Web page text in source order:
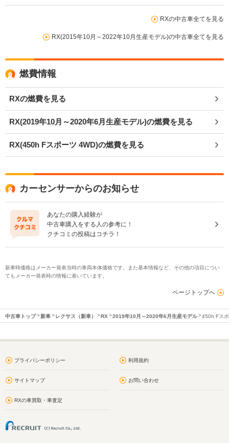
RXの中古車全てを見る
RX(2015年10月～2022年10月生産モデル)の中古車全てを見る
燃費情報
RXの燃費を見る
RX(2019年10月～2020年6月生産モデル)の燃費を見る
RX(450h Fスポーツ 4WD)の燃費を見る
カーセンサーからのお知らせ
あなたの購入経験が
中古車購入をする人の参考に！
クチコミの投稿はコチラ！
新車時価格はメーカー発表当時の車両本体価格です。また基本情報など、その他の項目につい
てもメーカー発表時の情報に基いています。
ページトップへ
中古車トップ 新車 レクサス（新車） RX 2019年10月～2020年6月生産モデル 450h Fス
プライバシーポリシー 利用規約
サイトマップ お問い合わせ
RXの車買取・車査定